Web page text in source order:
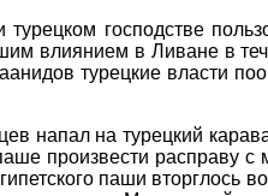
турецком господстве
влиянием в Ливане в
турецкие власти
напал на турецкий
произвести расправу
паши вторглось